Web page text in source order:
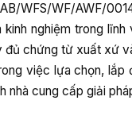
WFS/WF/AWF/
kinh nghiệm trong
chứng từ xuất xứ
việc lựa chọn,
nhà cung cấp giải